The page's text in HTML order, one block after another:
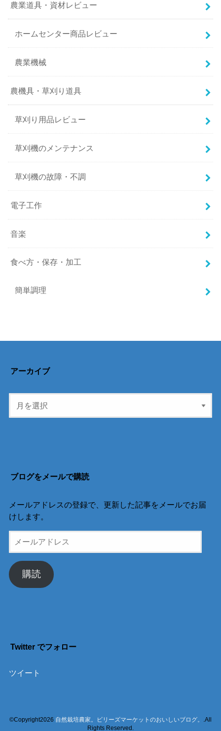
農業道具・資材レビュー
ホームセンター商品レビュー
農業機械
農機具・草刈り道具
草刈り用品レビュー
草刈機のメンテナンス
草刈機の故障・不調
電子工作
音楽
食べ方・保存・加工
簡単調理
アーカイブ
ブログをメールで購読
メールアドレスの登録で、更新した記事をメールでお届
けします。
ー
ア
ド
購読
Twitter でフォロー
ツイート
©Copyright2026 自然栽培農家。ビリーズマーケットのおいしいブログ。
.All
Rights Reserved.